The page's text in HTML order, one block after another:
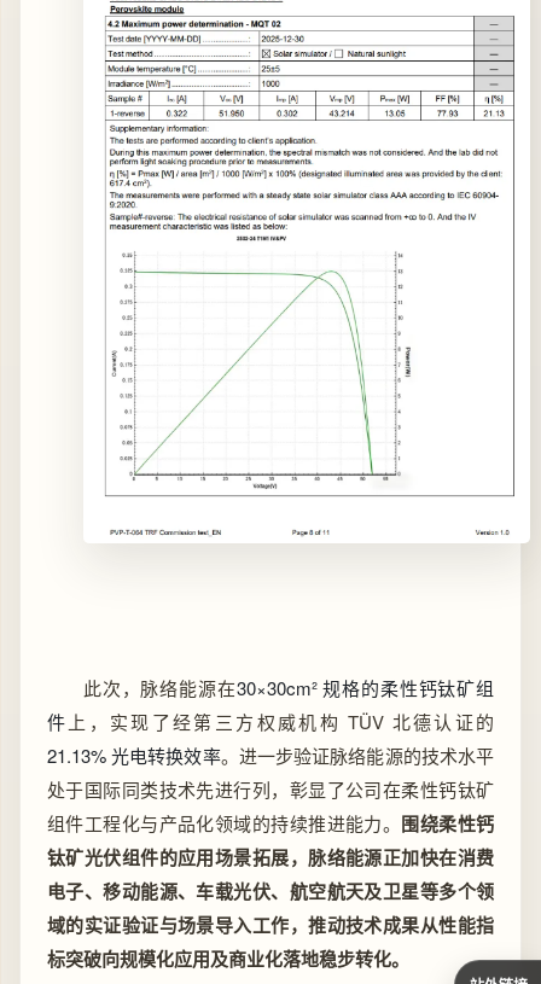
此次，脉络能源在30×30cm² 规格的柔性钙钛矿组
件 上，实现了经第三方权威机构 TÜV 北德认证的
21.13% 光电转换效率。进一步验证脉络能源的技术水平
处于国际同类技术先进行列，彰显了公司在柔性钙钛矿
组件工程化与产品化领域的持续推进能力。 围绕柔性钙
钛矿光伏组件的应用场景拓展，脉络能源正加快在消费
电子、移动能源、车载光伏、航空航天及卫星等多个领
域的实证验证与场景导入工作，推动技术成果从性能指
标突破向规模化应用及商业化落地稳步转化。